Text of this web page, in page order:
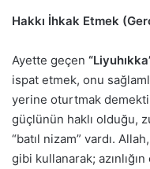
Hakkı İhkak Etmek
Ayette geçen
ispat etmek, onu
yerine oturtmak
güçlünün haklı olduğu,
“batıl nizam” vardı.
gibi kullanarak;